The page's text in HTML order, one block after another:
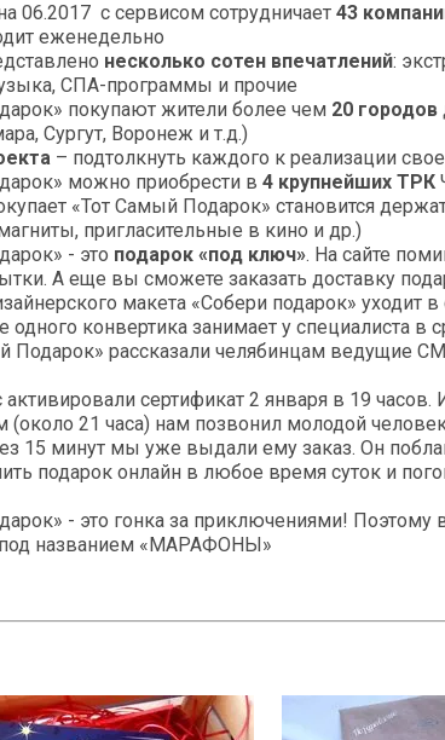
06.2017 с сервисом сотрудничает 43
еженедельно
несколько сотен впечатлений:
СПА-программы и прочие
покупают жители более чем 20 городов
Сургут, Воронеж и т.д.)
– подтолкнуть каждого к реализации
можно приобрести в 4 крупнейших ТРК
«Тот Самый Подарок» становится
пригласительные в кино и др.)
- это подарок «под ключ». На сайте
А еще вы сможете заказать доставку
макета «Собери подарок» уходит
одного конвертика занимает у специалиста в
Подарок» рассказали челябинцам ведущие
сертификат 2 января в 19 часов.
(около 21 часа) нам позвонил молодой
15 минут мы уже выдали ему заказ. Он
подарок онлайн в любое время суток и
- это гонка за приключениями!
под названием «МАРАФОНЫ»